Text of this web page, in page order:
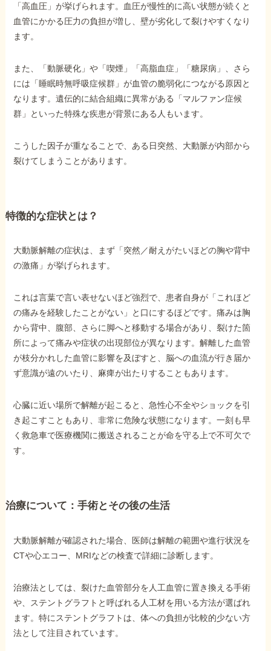
で受給相談をする
他社と何が違うの？
当事務所に
依頼するメリット
お電話でのお問い合わせ
089-907-3797
「高血圧」が挙げられます。血圧が慢性的に高い状態が続くと
血管にかかる圧力の負担が増し、壁が劣化して裂けやすくなり
ます。
また、「動脈硬化」や「喫煙」「高脂血症」「糖尿病」、さら
には「睡眠時無呼吸症候群」が血管の脆弱化につながる原因と
なります。遺伝的に結合組織に異常がある「マルファン症候
群」といった特殊な疾患が背景にある人もいます。
こうした因子が重なることで、ある日突然、大動脈が内部から
裂けてしまうことがあります。
特徴的な症状とは？
大動脈解離の症状は、まず「突然／耐えがたいほどの胸や背中
の激痛」が挙げられます。
これは言葉で言い表せないほど強烈で、患者自身が「これほど
の痛みを経験したことがない」と口にするほどです。痛みは胸
から背中、腹部、さらに脚へと移動する場合があり、裂けた箇
所によって痛みや症状の出現部位が異なります。解離した血管
が枝分かれした血管に影響を及ぼすと、脳への血流が行き届か
ず意識が遠のいたり、麻痺が出たりすることもあります。
心臓に近い場所で解離が起こると、急性心不全やショックを引
き起こすこともあり、非常に危険な状態になります。一刻も早
く救急車で医療機関に搬送されることが命を守る上で不可欠で
す。
治療について：手術とその後の生活
大動脈解離が確認された場合、医師は解離の範囲や進行状況を
CTや心エコー、MRIなどの検査で詳細に診断します。
治療法としては、裂けた血管部分を人工血管に置き換える手術
や、ステントグラフトと呼ばれる人工材を用いる方法が選ばれ
ます。特にステントグラフトは、体への負担が比較的少ない方
法として注目されています。